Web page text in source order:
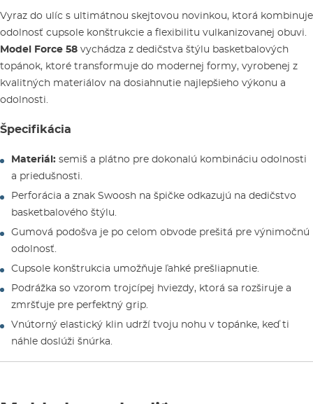
Vyraz do ulíc s ultimátnou skejtovou novinkou, ktorá kombinuje
odolnosť cupsole konštrukcie a flexibilitu vulkanizovanej obuvi.
Model Force 58 vychádza z dedičstva štýlu basketbalových
topánok, ktoré transformuje do modernej formy, vyrobenej z
kvalitných materiálov na dosiahnutie najlepšieho výkonu a
odolnosti.
Špecifikácia
Materiál: semiš a plátno pre dokonalú kombináciu odolnosti
a priedušnosti.
Perforácia a znak Swoosh na špičke odkazujú na dedičstvo
basketbalového štýlu.
Gumová podošva je po celom obvode prešitá pre výnimočnú
odolnosť.
Cupsole konštrukcia umožňuje ľahké prešliapnutie.
Podrážka so vzorom trojcípej hviezdy, ktorá sa rozširuje a
zmršťuje pre perfektný grip.
Vnútorný elastický klin udrží tvoju nohu v topánke, keď ti
náhle doslúži šnúrka.